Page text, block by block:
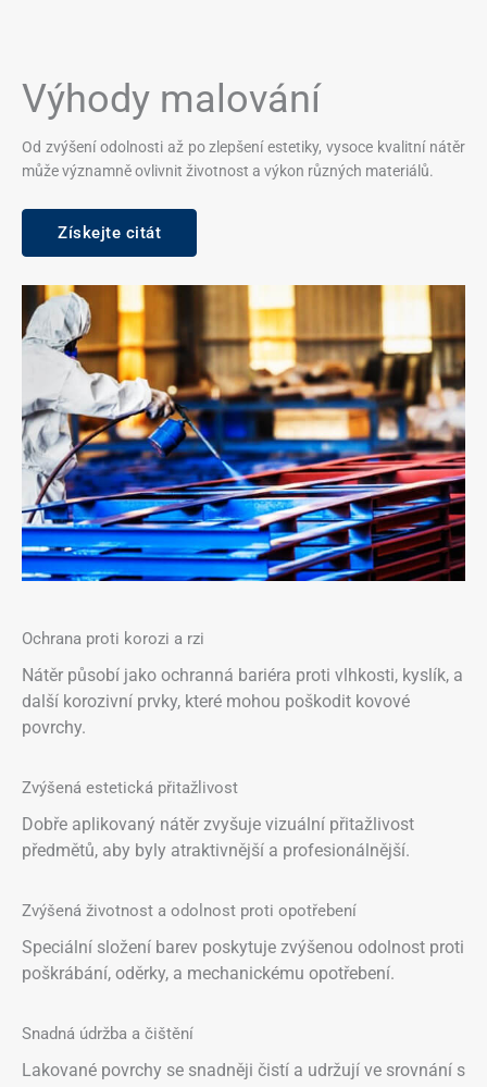
Výhody malování
Od zvýšení odolnosti až po zlepšení estetiky, vysoce kvalitní nátěr
může významně ovlivnit životnost a výkon různých materiálů.
Získejte citát
Ochrana proti korozi a rzi
Nátěr působí jako ochranná bariéra proti vlhkosti, kyslík, a
další korozivní prvky, které mohou poškodit kovové
povrchy.
Zvýšená estetická přitažlivost
Dobře aplikovaný nátěr zvyšuje vizuální přitažlivost
předmětů, aby byly atraktivnější a profesionálnější.
Zvýšená životnost a odolnost proti opotřebení
Speciální složení barev poskytuje zvýšenou odolnost proti
poškrábání, oděrky, a mechanickému opotřebení.
Snadná údržba a čištění
Lakované povrchy se snadněji čistí a udržují ve srovnání s